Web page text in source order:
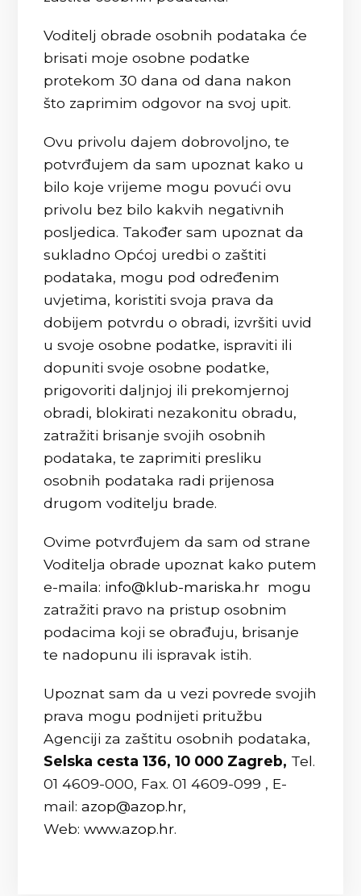
Voditelj obrade osobnih podataka će
brisati moje osobne podatke
protekom 30 dana od dana nakon
što zaprimim odgovor na svoj upit.
Ovu privolu dajem dobrovoljno, te
potvrđujem da sam upoznat kako u
bilo koje vrijeme mogu povući ovu
privolu bez bilo kakvih negativnih
posljedica. Također sam upoznat da
sukladno Općoj uredbi o zaštiti
podataka, mogu pod određenim
uvjetima, koristiti svoja prava da
dobijem potvrdu o obradi, izvršiti uvid
u svoje osobne podatke, ispraviti ili
dopuniti svoje osobne podatke,
prigovoriti daljnjoj ili prekomjernoj
obradi, blokirati nezakonitu obradu,
zatražiti brisanje svojih osobnih
podataka, te zaprimiti presliku
osobnih podataka radi prijenosa
drugom voditelju brade.
Ovime potvrđujem da sam od strane
Voditelja obrade upoznat kako putem
e-maila: info@klub-mariska.hr mogu
zatražiti pravo na pristup osobnim
podacima koji se obrađuju, brisanje
te nadopunu ili ispravak istih.
Upoznat sam da u vezi povrede svojih
prava mogu podnijeti pritužbu
Agenciji za zaštitu osobnih podataka,
Selska cesta 136, 10 000 Zagreb, Tel.
01 4609-000, Fax. 01 4609-099 , E-
mail:azop@azop.hr,
Web:www.azop.hr.